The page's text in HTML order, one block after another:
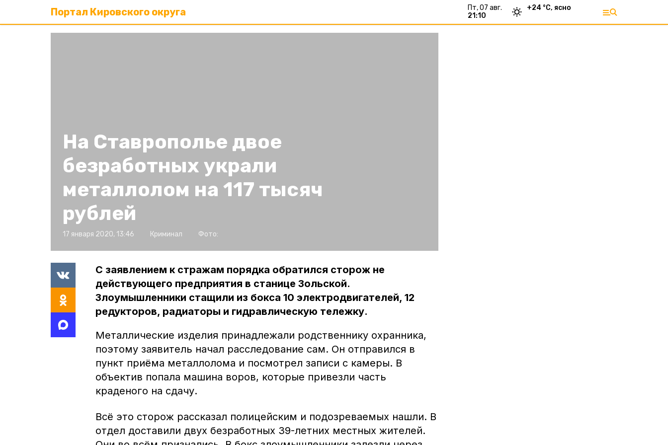
Портал Кировского округа
пт, 07 авг.
21:10
+24 °С, ясно
На Ставрополье двое
безработных украли
металлолом на 117 тысяч
рублей
17 января 2020, 13:46 Криминал Фото:
С заявлением к стражам порядка обратился сторож не
действующего предприятия в станице Зольской.
Злоумышленники стащили из бокса 10 электродвигателей, 12
редукторов, радиаторы и гидравлическую тележку.
Металлические изделия принадлежали родственнику охранника,
поэтому заявитель начал расследование сам. Он отправился в
пункт приёма металлолома и посмотрел записи с камеры. В
объектив попала машина воров, которые привезли часть
краденого на сдачу.
Всё это сторож рассказал полицейским и подозреваемых нашли. В
отдел доставили двух безработных 39-летних местных жителей.